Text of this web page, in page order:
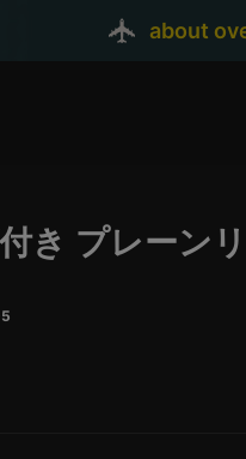
about
き プレーン